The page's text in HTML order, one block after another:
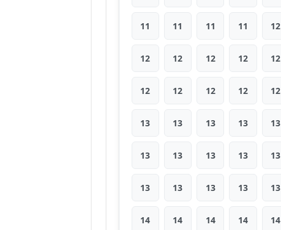
11 11 11 11 12
12 12 12 12 12
12 12 12 12 12
13 13 13 13 13
13 13 13 13 13
13 13 13 13 13
14 14 14 14 14